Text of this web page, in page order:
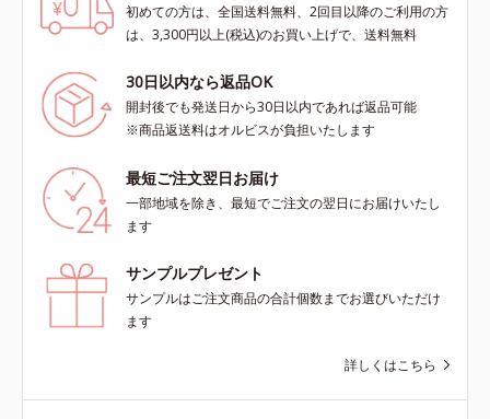
初めての方は、全国送料無料、2回目以降のご利用の方
は、3,300円以上(税込)のお買い上げで、送料無料
30日以内なら返品OK
開封後でも発送日から30日以内であれば返品可能
※商品返送料はオルビスが負担いたします
最短ご注文翌日お届け
一部地域を除き、最短でご注文の翌日にお届けいたし
ます
サンプルプレゼント
サンプルはご注文商品の合計個数までお選びいただけ
ます
詳しくはこちら